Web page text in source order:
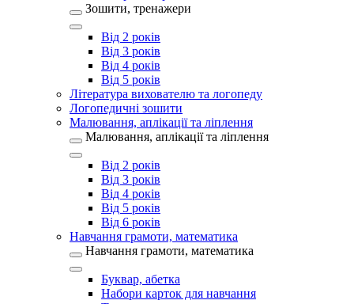
Зошити, тренажери
Від 2 років
Від 3 років
Від 4 років
Від 5 років
Література вихователю та логопеду
Логопедичні зошити
Малювання, аплікації та ліплення
Малювання, аплікації та ліплення
Від 2 років
Від 3 років
Від 4 років
Від 5 років
Від 6 років
Навчання грамоти, математика
Навчання грамоти, математика
Буквар, абетка
Набори карток для навчання